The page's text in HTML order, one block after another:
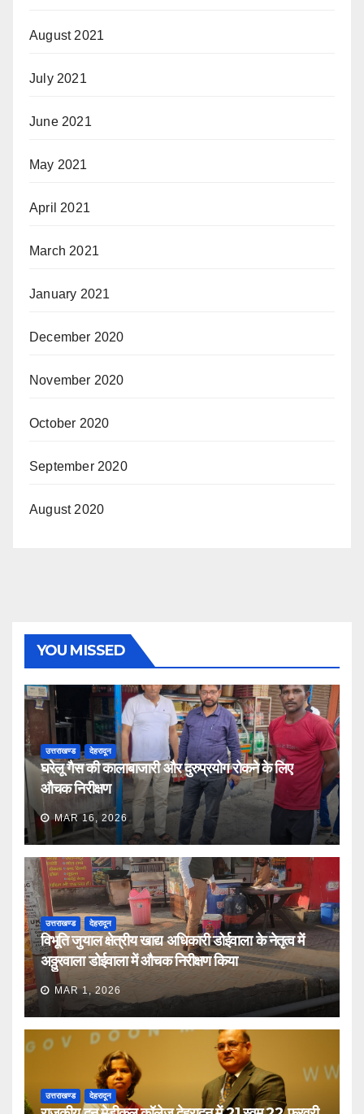
August 2021
July 2021
June 2021
May 2021
April 2021
March 2021
January 2021
December 2020
November 2020
October 2020
September 2020
August 2020
YOU MISSED
उत्तराखण्ड देहरादून
घरेलू गैस की कालाबाजारी और दुरुप्रयोग रोकने के लिए
औचक निरीक्षण
MAR 16, 2026
उत्तराखण्ड देहरादून
विभूति जुयाल क्षेत्रीय खाद्य अधिकारी डोईवाला के नेतृत्व में
अठ्ठुरवाला डोईवाला में औचक निरीक्षण किया
MAR 1, 2026
उत्तराखण्ड देहरादून